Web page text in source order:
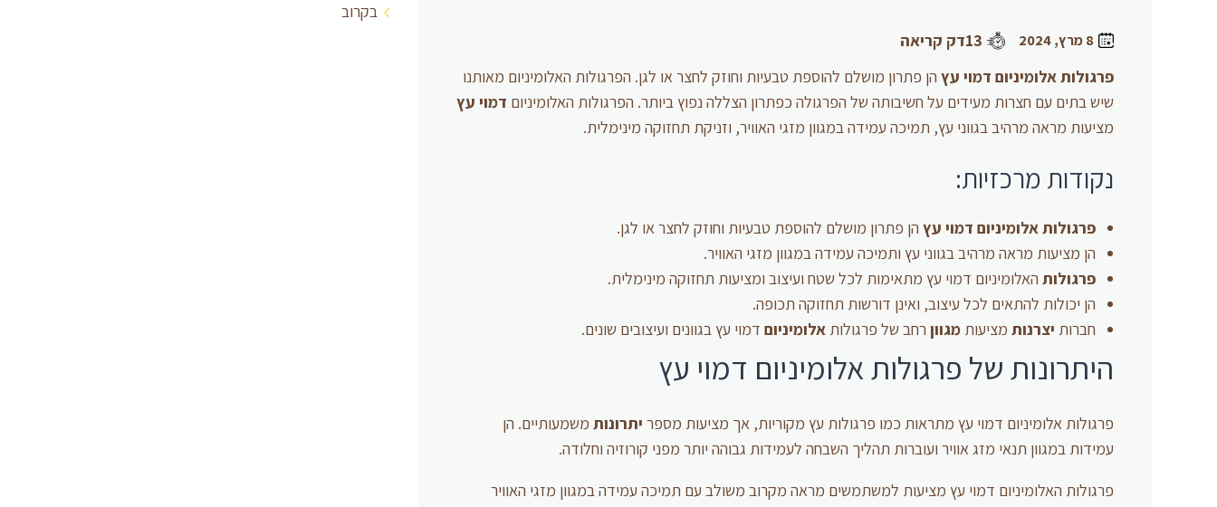
8 מרץ, 2024
13דק קריאה
פרגולותאלומיניום דמוי עץהן פתרון מושלם להוספת טבעיות וחוזק לחצר או לגן. הפרגולות האלומיניום מאותנו
שיש בתים עם חצרות מעידים על חשיבותה של הפרגולה כפתרון הצללה נפוץ ביותר. הפרגולות האלומיניום דמוי עץ
מציעות מראה מרהיב בגווני עץ, תמיכה עמידה במגוון מזגי האוויר, וזניקת תחזוקה מינימלית.
נקודות מרכזיות:
פרגולותאלומיניום דמוי עץהן פתרון מושלם להוספת טבעיות וחוזק לחצר או לגן.
הן מציעות מראה מרהיב בגווני עץ ותמיכה עמידה במגוון מזגי האוויר.
פרגולותהאלומיניום דמוי עץ מתאימות לכל שטח ועיצוב ומציעות תחזוקה מינימלית.
הן יכולות להתאים לכל עיצוב, ואינן דורשות תחזוקה תכופה.
חברות יצרנותמציעות מגווןרחב של פרגולות אלומיניוםדמוי עץ בגוונים ועיצובים שונים.
היתרונות של פרגולות אלומיניום דמוי עץ
פרגולות אלומיניום דמוי עץ מתראות כמו פרגולות עץ מקוריות, אך מציעות מספר יתרונותמשמעותיים. הן
עמידות במגוון תנאי מזג אוויר ועוברות תהליך השבחה לעמידות גבוהה יותר מפני קורוזיה וחלודה.
פרגולות האלומיניום דמוי עץ מציעות למשתמשים מראה מקרוב משולב עם תמיכה עמידה במגוון מזגי האוויר
בקרוב